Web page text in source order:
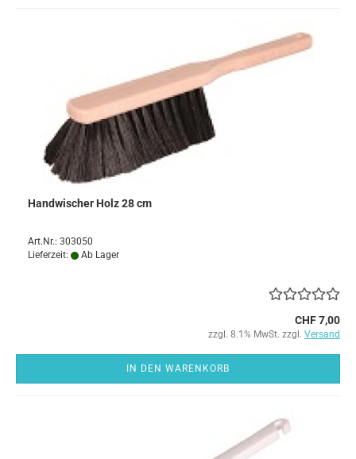
Handwischer Holz 28 cm
Art.Nr.: 303050
Lieferzeit:
Ab Lager
CHF 7,00
zzgl. 8.1% MwSt. zzgl. Versand
IN DEN WARENKORB